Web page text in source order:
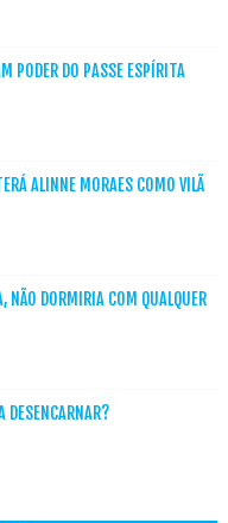
PODER DO PASSE ESPÍRITA
ALINNE MORAES COMO VILÃ
NÃO DORMIRIA COM QUALQUER
DESENCARNAR?